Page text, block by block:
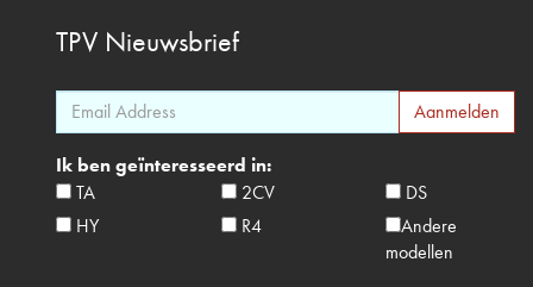
TPV Nieuwsbrief
Ik ben geïnteresseerd in:
TA
2CV
DS
HY
R4
Andere
modellen